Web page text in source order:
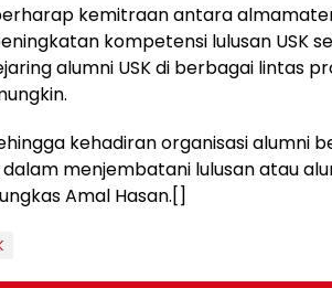
kemitraan antara
kompetensi lulusan USK
alumni USK di berbagai lintas
kehadiran organisasi alumni
menjembatani lulusan atau
Amal Hasan.[]